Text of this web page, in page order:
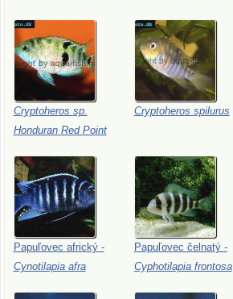
Cryptoheros sp.
Honduran Red Point
Cryptoheros spilurus
Papuľovec africký -
Cynotilapia afra
Papuľovec čelnatý -
Cyphotilapia frontosa